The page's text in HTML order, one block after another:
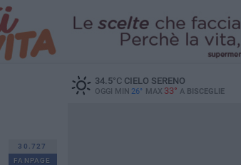
30.727
FANPAGE
34.5°CCIELO SERENO
OGGI MIN 26° MAX 33° A BISCEGLIE